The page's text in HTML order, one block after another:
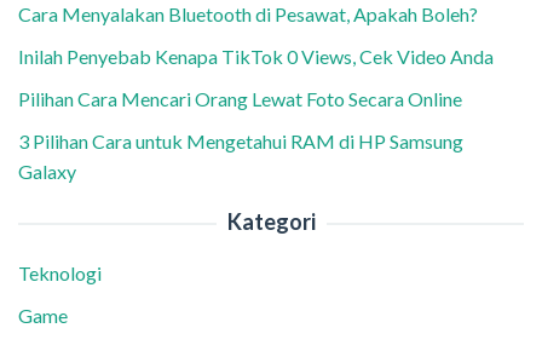
Cara Menyalakan Bluetooth di Pesawat, Apakah Boleh?
Inilah Penyebab Kenapa TikTok 0 Views, Cek Video Anda
Pilihan Cara Mencari Orang Lewat Foto Secara Online
3 Pilihan Cara untuk Mengetahui RAM di HP Samsung
Galaxy
Kategori
Teknologi
Game